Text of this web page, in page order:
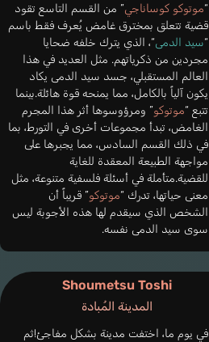
“موتوكو كوساناجي” من القسم التاسع تقود
قضية تتعلق بمخترق غامض يُعرف فقط باسم
“سيد الدمى“، الذي يترك خلفه ضحايا
مجردين من ذكرياتهم. مثل العديد في هذا
العالم المستقبلي، جسد سيد الدمى يكاد
يكون آلياً بالكامل، مما يمنحه قوة هائلة.بينما
تتبع “موتوكو” ومرؤوسوها أثر هذا المجرم
الغامض، تبدأ مجموعات أخرى في التورط، بما
في ذلك القسم السادس، مما يجبرها على
مواجهة الطبيعة المعقدة للغاية
للقضية.متأملة في أسئلة فلسفية متنوعة، مثل
معنى حياتها، تدرك “موتوكو” قريباً أن
الشخص الذي سيقدم لها هذه الأجوبة ليس
سوى سيد الدمى نفسه.
Shoumetsu Toshi
المدينة المُبادة
في يوم ما، اختفت مدينة بشكل مفاجئ!ثم